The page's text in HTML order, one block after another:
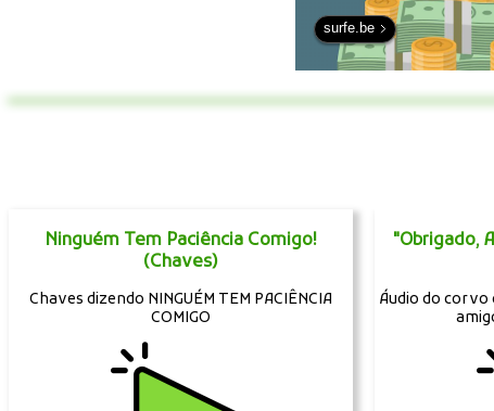
surfe.be
Ninguém Tem Paciência Comigo!
(Chaves)
Chaves dizendo NINGUÉM TEM PACIÊNCIA
COMIGO
"Obrigado,
Áudio do corvo